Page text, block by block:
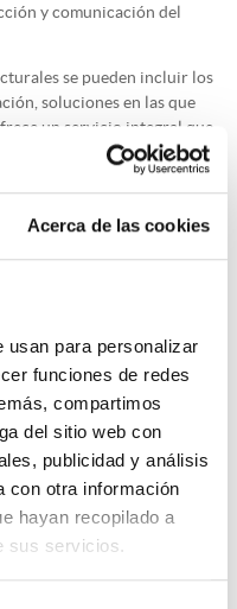
Acerca de las cookies
usan para personalizar
funciones de redes
compartimos
del sitio web con
publicidad y análisis
con otra información
hayan recopilado a
sus servicios.
y comunicación del
se pueden incluir los
soluciones en las que
un servicio integral que
y mantenimiento.
su efectividad en
en una serie de
se decretan las alertas,
y a la población. Este
las crecidas originadas
disponer de un valioso
alterando los ciclos
nieve y posterior
de inundaciones por